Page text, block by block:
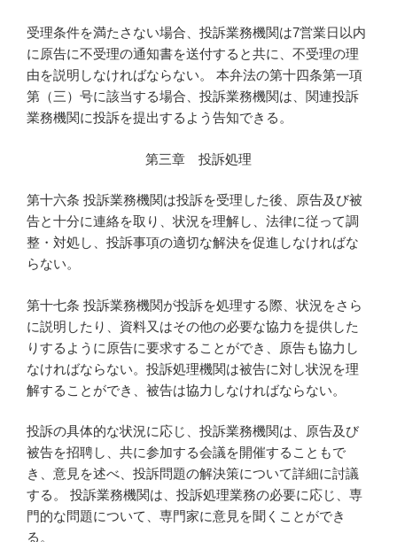
受理条件を満たさない場合、投訴業務機関は7営業日以内
に原告に不受理の通知書を送付すると共に、不受理の理
由を説明しなければならない。 本弁法の第十四条第一項
第（三）号に該当する場合、投訴業務機関は、関連投訴
業務機関に投訴を提出するよう告知できる。
第三章 投訴処理
第十六条 投訴業務機関は投訴を受理した後、原告及び被
告と十分に連絡を取り、状況を理解し、法律に従って調
整・対処し、投訴事項の適切な解決を促進しなければな
らない。
第十七条 投訴業務機関が投訴を処理する際、状況をさら
に説明したり、資料又はその他の必要な協力を提供した
りするように原告に要求することができ、原告も協力し
なければならない。投訴処理機関は被告に対し状況を理
解することができ、被告は協力しなければならない。
投訴の具体的な状況に応じ、投訴業務機関は、原告及び
被告を招聘し、共に参加する会議を開催することもで
き、意見を述べ、投訴問題の解決策について詳細に討議
する。 投訴業務機関は、投訴処理業務の必要に応じ、専
門的な問題について、専門家に意見を聞くことができ
る。